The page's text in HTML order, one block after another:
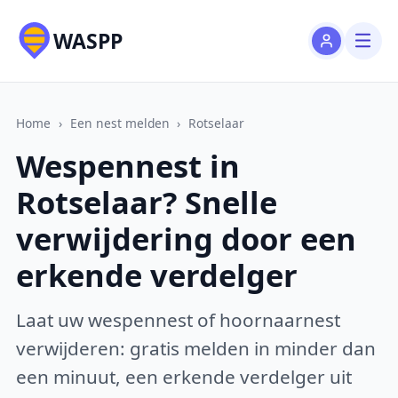
WASPP
Home › Een nest melden › Rotselaar
Wespennest in
Rotselaar? Snelle
verwijdering door een
erkende verdelger
Laat uw wespennest of hoornaarnest
verwijderen: gratis melden in minder dan
een minuut, een erkende verdelger uit